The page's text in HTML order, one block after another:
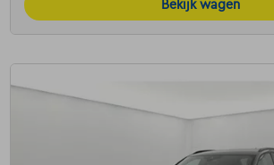
Bekijk wagen